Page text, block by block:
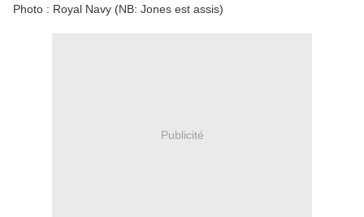
Photo : Royal Navy (NB: Jones est assis)
Publicité